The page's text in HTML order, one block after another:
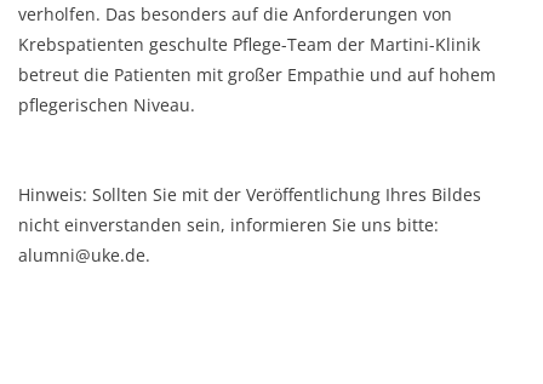
verholfen. Das besonders auf die Anforderungen von
Krebspatienten geschulte Pflege-Team der Martini-Klinik
betreut die Patienten mit großer Empathie und auf hohem
pflegerischen Niveau.
Hinweis: Sollten Sie mit der Veröffentlichung Ihres Bildes
nicht einverstanden sein, informieren Sie uns bitte:
alumni@uke.de.